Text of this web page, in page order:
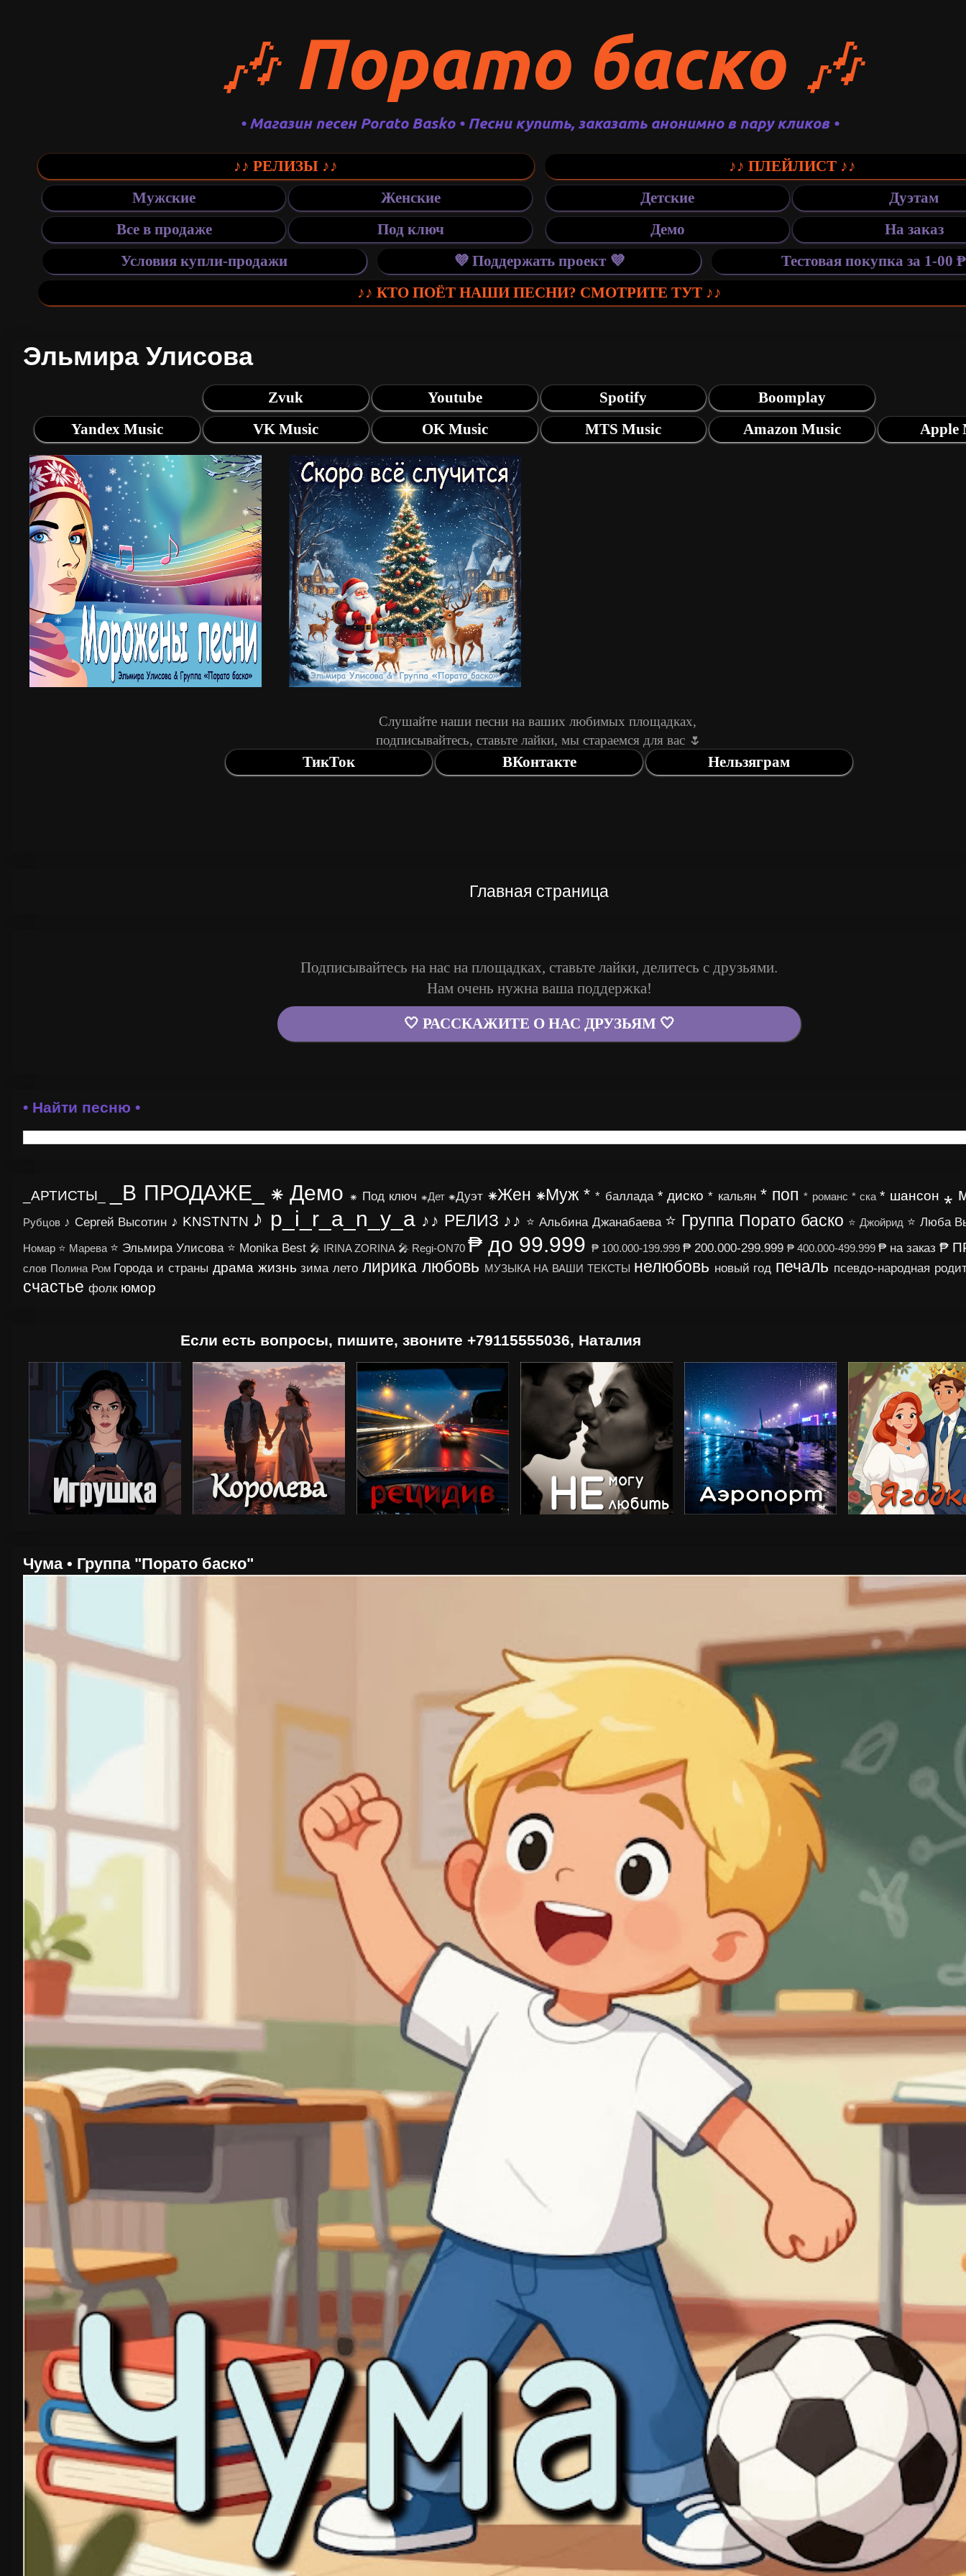
🎶 Порато баско🎶
• Магазин песен Porato Basko • Песни купить, заказать анонимно в пару кликов •
Эльмира Улисова
Слушайте наши песни на ваших любимых площадках,
подписывайтесь, ставьте лайки, мы стараемся для вас 🌷
Главная страница
Подписывайтесь на нас на площадках, ставьте лайки, делитесь с друзьями.
Нам очень нужна ваша поддержка!
🤍 РАССКАЖИТЕ О НАС ДРУЗЬЯМ 🤍
• Найти песню •
_АРТИСТЫ_ _В ПРОДАЖЕ_ ⁕ Демо ⁕ Под ключ ⁕Дет ⁕Дуэт ⁕Жен ⁕Муж * * баллада * диско * кальян * поп * романс * ска * шансон ⁎
Рубцов ♪ Сергей Высотин ♪ KNSTNTN ♪ p_i_r_a_n_y_a ♪♪ РЕЛИЗ ♪♪ ⭐ Альбина Джанабаева ⭐ Группа Порато баско ⭐ Джойрид ⭐ Люба
Номар ⭐ Марева ⭐ Эльмира Улисова ⭐ Monika Best 🎤 IRINA ZORINA 🎤 Regi-ON70 ₱ до 99.999 ₱ 100.000-199.999 ₱ 200.000-299.999 ₱ 400.000-499.999 ₱ на заказ ₱
слов Полина Ром Города и страны драма жизнь зима лето лирика любовь МУЗЫКА НА ВАШИ ТЕКСТЫ нелюбовь новый год печаль псевдо-народная
счастье фолк юмор
Если есть вопросы, пишите, звоните +79115555036, Наталия
Чума • Группа "Порато баско"